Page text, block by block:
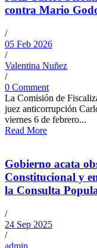
contra Mario
/
05 Feb 2026
/
Valentina Nuñez
/
0 Comment
La Comisión de
juez anticorrupción
viernes 6 de febrero...
Read More
Gobierno acata
Constitucional y
la Consulta
/
24 Sep 2025
/